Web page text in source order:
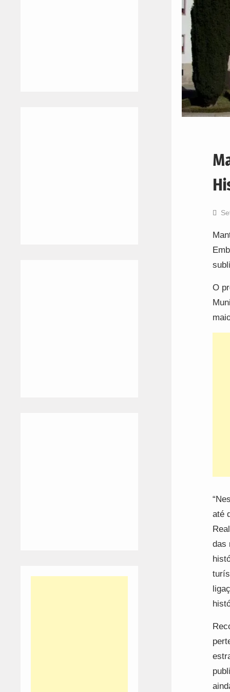
O
até
das